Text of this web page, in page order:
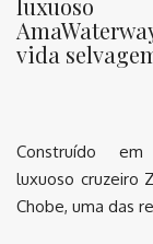
vida
Construído
luxuoso cruzeiro
Chobe, uma das